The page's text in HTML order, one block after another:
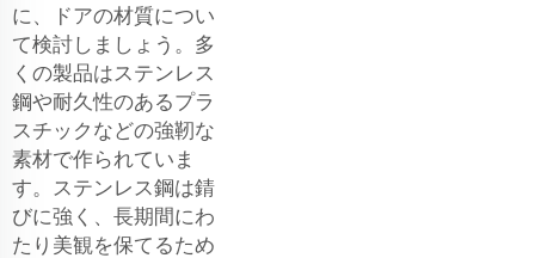
に、ドアの材質につい
て検討しましょう。多
くの製品はステンレス
鋼や耐久性のあるプラ
スチックなどの強靭な
素材で作られていま
す。ステンレス鋼は錆
びに強く、長期間にわ
たり美観を保てるため